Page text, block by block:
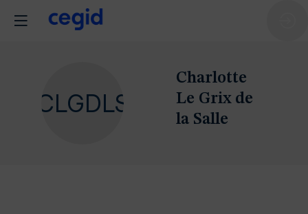
CLGDLS
Charlotte
Le Grix de
la Salle